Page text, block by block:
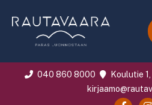
040 860 8000
Koulutie